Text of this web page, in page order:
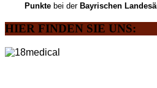
Punkte bei derBayrischen
HIER FINDEN SIE UNS: